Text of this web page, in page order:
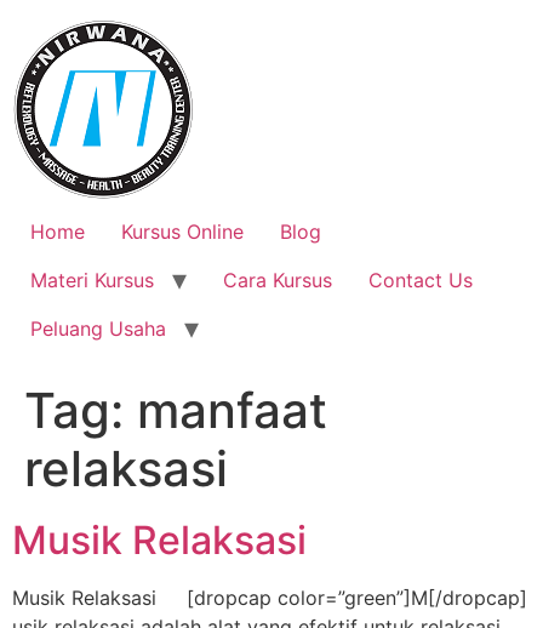
content
Home Kursus Online
Blog
Materi Kursus
Cara Kursus
Contact Us
Peluang Usaha
Tag: manfaat
relaksasi
Musik Relaksasi
Musik Relaksasi [dropcap color=”green”]M[/dropcap]